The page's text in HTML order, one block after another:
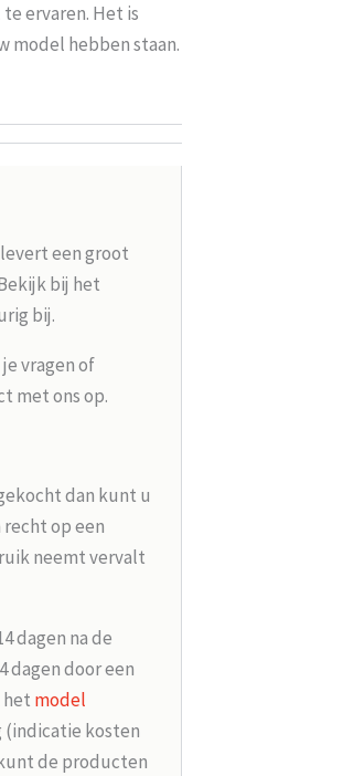
ervaren. Het is
model hebben staan.
een groot
bij het
bij.
vragen of
met ons op.
dan kunt u
op een
neemt vervalt
dagen na de
dagen door een
model
(indicatie kosten
de producten